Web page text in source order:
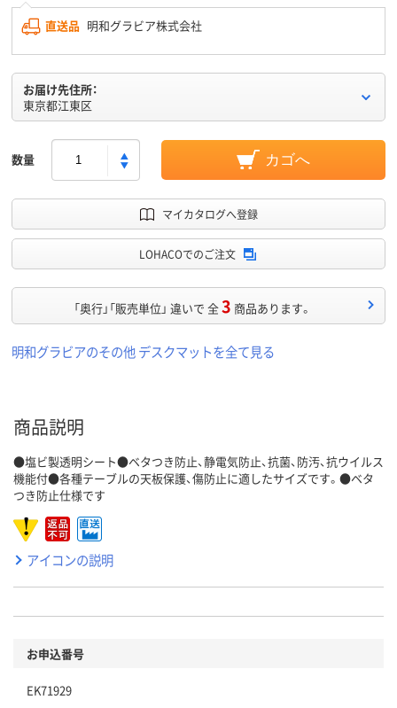
直送品 明和グラビア株式会社
お届け先住所：
東京都江東区
数量 カゴへ
マイカタログへ登録
LOHACOでのご注文
「奥行」「販売単位」 違いで 全3 商品あります。
明和グラビアのその他 デスクマットを全て見る
商品説明
●塩ビ製透明シート●ベタつき防止、静電気防止、抗菌、防汚、抗ウイルス
機能付●各種テーブルの天板保護、傷防止に適したサイズです。●ベタ
つき防止仕様です
アイコンの説明
お申込番号
EK71929